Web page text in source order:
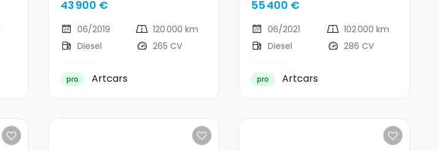
43 900 €
06/2019
120 000 km
Diesel
265 CV
pro Artcars
55 400 €
06/2021
102 000 km
Diesel
286 CV
pro Artcars